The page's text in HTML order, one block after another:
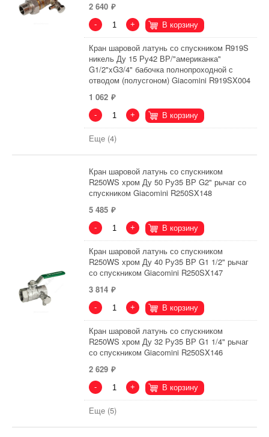
2 640
- + В корзину
Кран шаровой латунь со спускником R919S
никель Ду 15 Ру42 ВР/"американка"
G1/2"xG3/4" бабочка полнопроходной с
отводом (полусгоном) Giacomini R919SX004
1 062
- + В корзину
Еще (4)
Кран шаровой латунь со спускником
R250WS хром Ду 50 Ру35 ВР G2" рычаг со
спускником Giacomini R250SX148
5 485
- + В корзину
Кран шаровой латунь со спускником
R250WS хром Ду 40 Ру35 ВР G1 1/2" рычаг
со спускником Giacomini R250SX147
3 814
- + В корзину
Кран шаровой латунь со спускником
R250WS хром Ду 32 Ру35 ВР G1 1/4" рычаг
со спускником Giacomini R250SX146
2 629
- + В корзину
Еще (5)